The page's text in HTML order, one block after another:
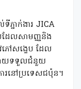
ភ្នាក់ងារ JICA
យដែលសាមញ្ញនិង
ៅសង្ខេប ដែល
ាយទទួលជំនួយ
ារនៅប្រទេសជប៉ុន។